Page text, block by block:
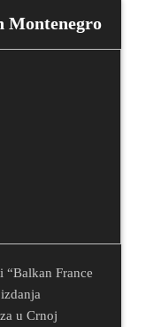
Montenegro
“Balkan France
u Crnoj